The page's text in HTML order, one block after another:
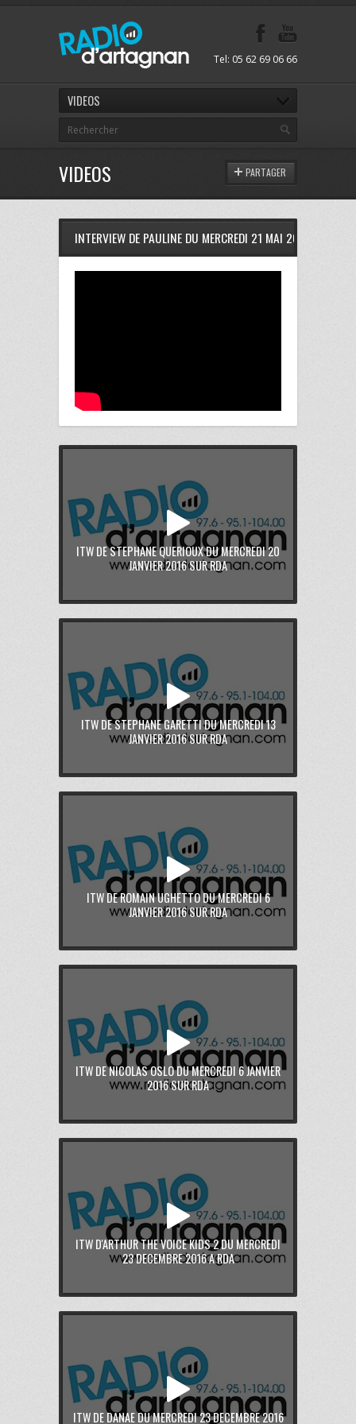
Tel: 05 62 69 06 66
VIDEOS
VIDEOS PARTAGER
INTERVIEW DE PAULINE DU MERCREDI 21 MAI 2014 SUR RDA
ITW DE STEPHANE QUERIOUX DU MERCREDI 20
JANVIER 2016 SUR RDA
ITW DE STEPHANE GARETTI DU MERCREDI 13
JANVIER 2016 SUR RDA
ITW DE ROMAIN UGHETTO DU MERCREDI 6
JANVIER 2016 SUR RDA
ITW DE NICOLAS OSLO DU MERCREDI 6 JANVIER
2016 SUR RDA
ITW D'ARTHUR THE VOICE KIDS 2 DU MERCREDI
23 DECEMBRE 2016 A RDA
ITW DE DANAE DU MERCREDI 23 DECEMBRE 2016